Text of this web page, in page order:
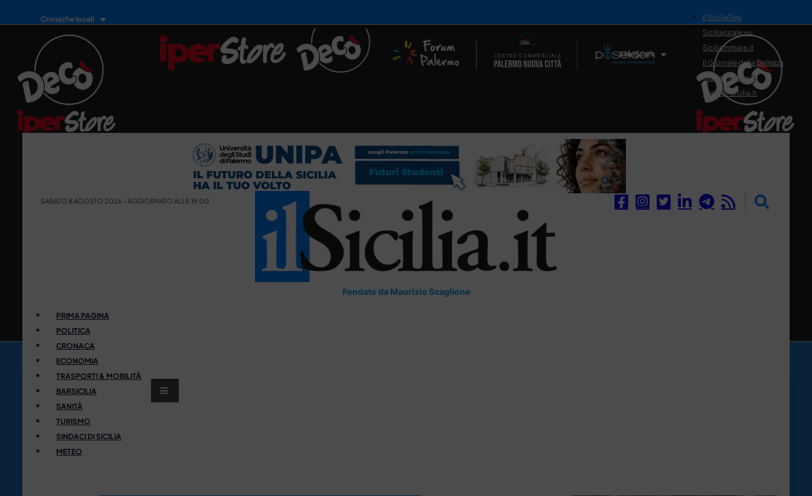
Cronache locali
Il Network
il SiciliaTivù
Siciliarurale.eu
Siciliammare.it
Il Giornale della Bellezza
Siciliamedica.it
Sanitainsicilia.it
SABATO 8 AGOSTO 2026 - AGGIORNATO ALLE 19:00
Fondato da Maurizio Scaglione
PRIMA PAGINA
POLITICA
CRONACA
ECONOMIA
TRASPORTI & MOBILITÀ
BARSICILIA
SANITÀ
TURISMO
SINDACI DI SICILIA
METEO